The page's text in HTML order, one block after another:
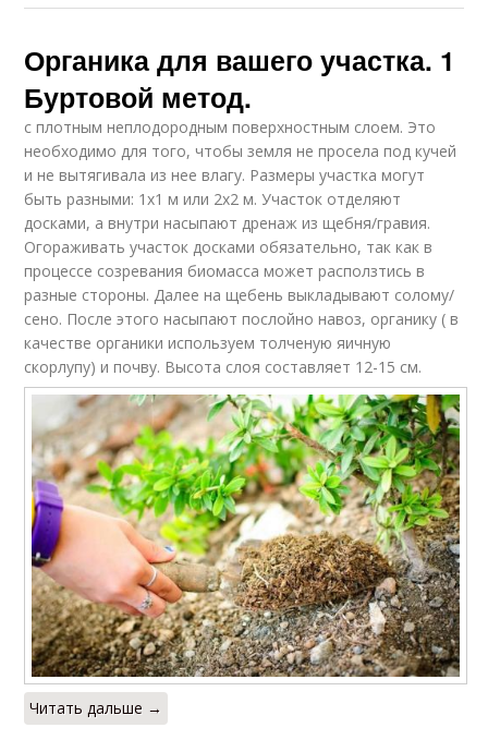
Органика для вашего участка. 1
Буртовой метод.
с плотным неплодородным поверхностным слоем. Это
необходимо для того, чтобы земля не просела под кучей
и не вытягивала из нее влагу. Размеры участка могут
быть разными: 1х1 м или 2х2 м. Участок отделяют
досками, а внутри насыпают дренаж из щебня/гравия.
Огораживать участок досками обязательно, так как в
процессе созревания биомасса может расползтись в
разные стороны. Далее на щебень выкладывают солому/
сено. После этого насыпают послойно навоз, органику ( в
качестве органики используем толченую яичную
скорлупу) и почву. Высота слоя составляет 12-15 см.
Читать дальше →